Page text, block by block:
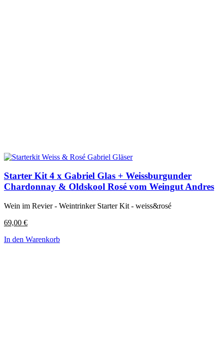
Starter Kit 4 x Gabriel Glas + Weissburgunder
Chardonnay & Oldskool Rosé vom Weingut Andres
Wein im Revier - Weintrinker Starter Kit - weiss&rosé
69,00 €
In den Warenkorb